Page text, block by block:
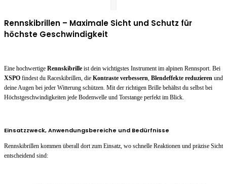
Rennskibrillen – Maximale Sicht und Schutz für
höchste Geschwindigkeit
Eine hochwertige Rennskibrille ist dein wichtigstes Instrument im alpinen Rennsport. Bei
XSPO findest du Raceskibrillen, die Kontraste verbessern, Blendeffekte reduzieren und
deine Augen bei jeder Witterung schützen. Mit der richtigen Brille behältst du selbst bei
Höchstgeschwindigkeiten jede Bodenwelle und Torstange perfekt im Blick.
Einsatzzweck, Anwendungsbereiche und Bedürfnisse
Rennskibrillen kommen überall dort zum Einsatz, wo schnelle Reaktionen und präzise Sicht
entscheidend sind: